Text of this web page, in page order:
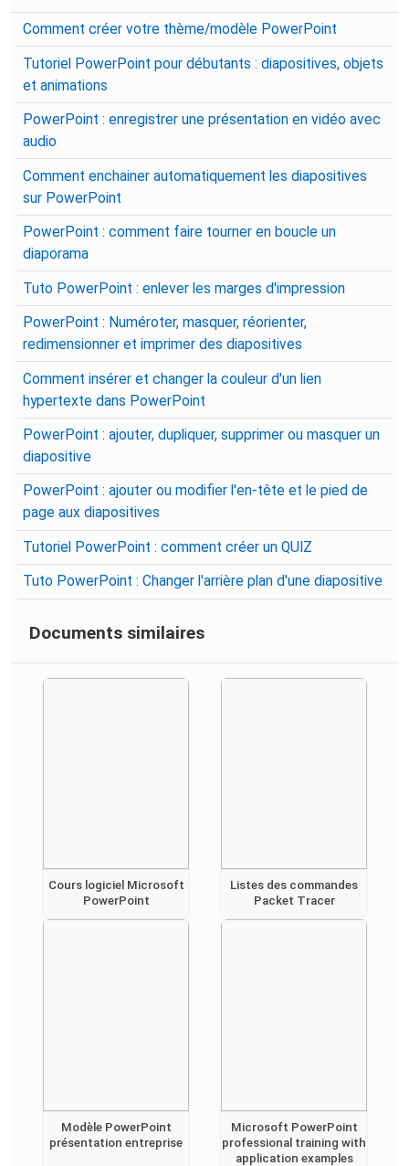
Comment créer votre thème/modèle PowerPoint
Tutoriel PowerPoint pour débutants : diapositives, objets
et animations
PowerPoint : enregistrer une présentation en vidéo avec
audio
Comment enchainer automatiquement les diapositives
sur PowerPoint
PowerPoint : comment faire tourner en boucle un
diaporama
Tuto PowerPoint : enlever les marges d'impression
PowerPoint : Numéroter, masquer, réorienter,
redimensionner et imprimer des diapositives
Comment insérer et changer la couleur d'un lien
hypertexte dans PowerPoint
PowerPoint : ajouter, dupliquer, supprimer ou masquer un
diapositive
PowerPoint : ajouter ou modifier l'en-tête et le pied de
page aux diapositives
Tutoriel PowerPoint : comment créer un QUIZ
Tuto PowerPoint : Changer l'arrière plan d'une diapositive
Documents similaires
Cours logiciel Microsoft
PowerPoint
Listes des commandes
Packet Tracer
Modèle PowerPoint
présentation entreprise
Microsoft PowerPoint
professional training with
application examples